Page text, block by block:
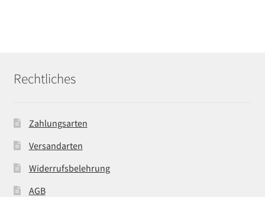
Rechtliches
Zahlungsarten
Versandarten
Widerrufsbelehrung
AGB